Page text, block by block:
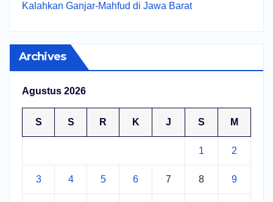
Kalahkan Ganjar-Mahfud di Jawa Barat
Archives
Agustus 2026
S S R K J S M
1 2
3 4 5 6 7 8 9